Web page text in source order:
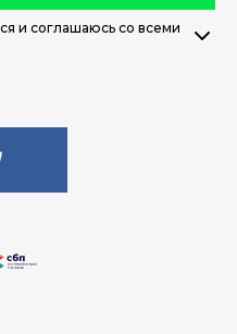
и соглашаюсь со всеми